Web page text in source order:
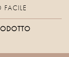
FACILE